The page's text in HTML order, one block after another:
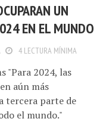
UN
EN EL MUNDO
4 LECTURA MÍNIMA
"Para 2024, las
aún más
tercera parte de
el mundo."